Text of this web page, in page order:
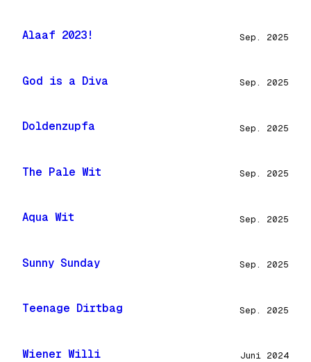
Alaaf 2023! Sep. 2025
God is a Diva Sep. 2025
Doldenzupfa Sep. 2025
The Pale Wit Sep. 2025
Aqua Wit Sep. 2025
Sunny Sunday Sep. 2025
Teenage Dirtbag Sep. 2025
Wiener Willi Juni 2024